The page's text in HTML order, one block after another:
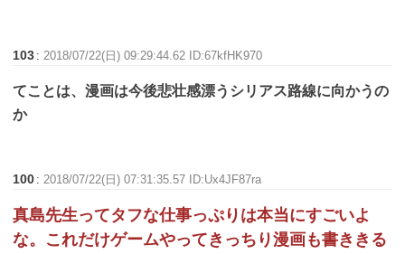
103 :2018/07/22(日) 09:29:44.62 ID:67kfHK970
てことは、漫画は今後悲壮感漂うシリアス路線に向かうの
か
100 :2018/07/22(日) 07:31:35.57 ID:Ux4JF87ra
真島先生ってタフな仕事っぷりは本当にすごいよ
な。これだけゲームやってきっちり漫画も書ききる